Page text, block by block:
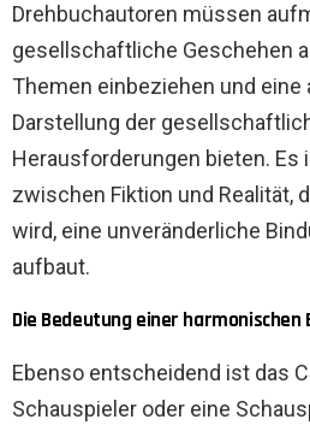
Drehbuchautoren müssen
gesellschaftliche Geschehen
Themen einbeziehen und
Darstellung der
Herausforderungen bieten. Es
zwischen Fiktion und Realität,
wird, eine unveränderliche
aufbaut.
Die Bedeutung einer harmonischen
Ebenso entscheidend ist das
Schauspieler oder eine